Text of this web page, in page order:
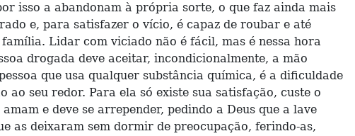
isso a abandonam à própria sorte, o que faz ainda mais
e, para satisfazer o vício, é capaz de roubar e até
Lidar com viciado não é fácil, mas é nessa hora
drogada deve aceitar, incondicionalmente, a mão
que usa qualquer substância química, é a dificuldade
ao seu redor. Para ela só existe sua satisfação, custe o
e deve se arrepender, pedindo a Deus que a lave
as deixaram sem dormir de preocupação, ferindo-as,